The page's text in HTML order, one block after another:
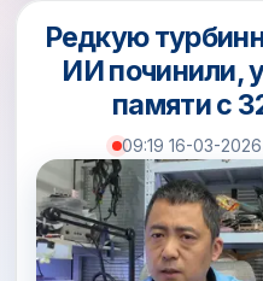
Редкую
ИИ починили,
памяти с
09:19 16-03-2026